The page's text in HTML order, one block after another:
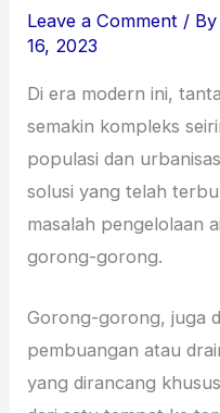
Leave a Comment / By
16, 2023
Di era modern ini,
semakin kompleks
populasi dan
solusi yang telah
masalah pengelolaan
gorong-gorong.
Gorong-gorong, juga
pembuangan atau
yang dirancang